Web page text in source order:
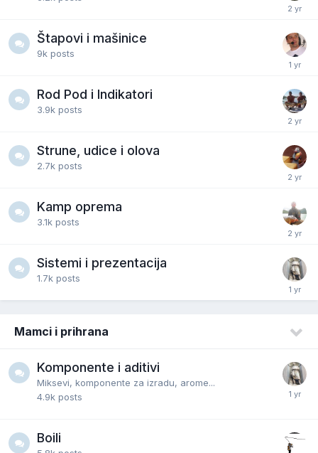
Štapovi i mašinice
9k posts
Rod Pod i Indikatori
3.9k posts
Strune, udice i olova
2.7k posts
Kamp oprema
3.1k posts
Sistemi i prezentacija
1.7k posts
Mamci i prihrana
Komponente i aditivi
Miksevi, komponente za izradu, arome...
4.9k posts
Boili